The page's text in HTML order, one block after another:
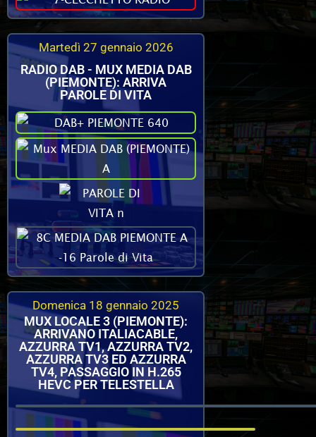
Martedì 27 gennaio 2026
RADIO DAB - MUX MEDIA DAB
(PIEMONTE): ARRIVA
PAROLE DI VITA
Domenica 18 gennaio 2025
MUX LOCALE 3 (PIEMONTE):
ARRIVANO ITALIACABLE,
AZZURRA TV1, AZZURRA TV2,
AZZURRA TV3 ED AZZURRA
TV4, PASSAGGIO IN H.265
HEVC PER TELESTELLA